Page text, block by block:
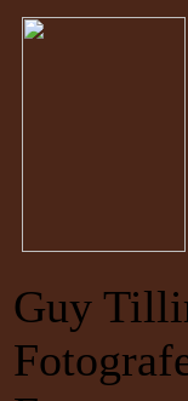
Guy